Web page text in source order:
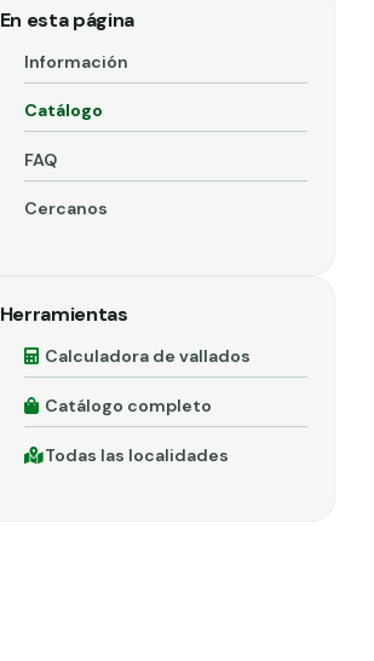
En esta página
Información
Catálogo
FAQ
Cercanos
Herramientas
Calculadora de vallados
Catálogo completo
Todas las localidades